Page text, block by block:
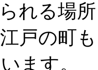
れる場
戸の町
ます。